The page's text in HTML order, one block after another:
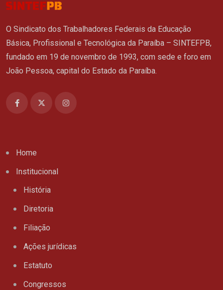
O Sindicato dos Trabalhadores Federais da Educação
Básica, Profissional e Tecnológica da Paraíba – SINTEFPB,
fundado em 19 de novembro de 1993, com sede e foro em
João Pessoa, capital do Estado da Paraíba.
Home
Institucional
História
Diretoria
Filiação
Ações jurídicas
Estatuto
Congressos